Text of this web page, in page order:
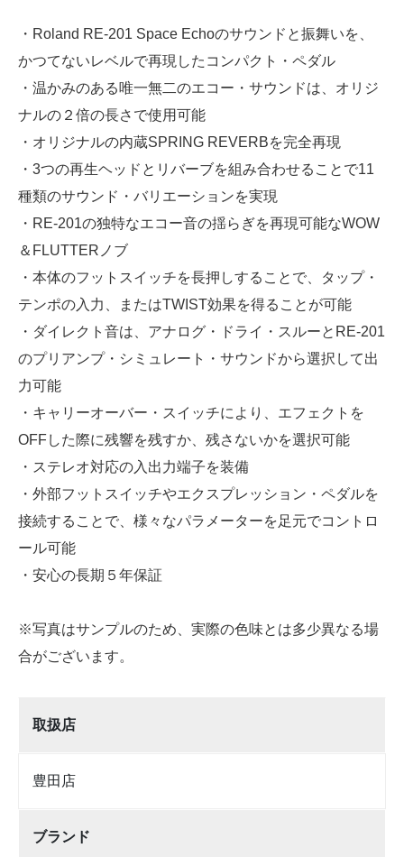
・Roland RE-201 Space Echoのサウンドと振舞いを、
かつてないレベルで再現したコンパクト・ペダル
・温かみのある唯一無二のエコー・サウンドは、オリジ
ナルの２倍の長さで使用可能
・オリジナルの内蔵SPRING REVERBを完全再現
・3つの再生ヘッドとリバーブを組み合わせることで11
種類のサウンド・バリエーションを実現
・RE-201の独特なエコー音の揺らぎを再現可能なWOW
＆FLUTTERノブ
・本体のフットスイッチを長押しすることで、タップ・
テンポの入力、またはTWIST効果を得ることが可能
・ダイレクト音は、アナログ・ドライ・スルーとRE-201
のプリアンプ・シミュレート・サウンドから選択して出
力可能
・キャリーオーバー・スイッチにより、エフェクトを
OFFした際に残響を残すか、残さないかを選択可能
・ステレオ対応の入出力端子を装備
・外部フットスイッチやエクスプレッション・ペダルを
接続することで、様々なパラメーターを足元でコントロ
ール可能
・安心の長期５年保証
※写真はサンプルのため、実際の色味とは多少異なる場
合がございます。
取扱店
豊田店
ブランド